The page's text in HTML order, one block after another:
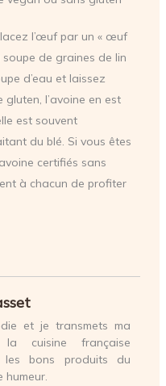
l’œuf par un « œuf
soupe de graines de lin
d’eau et laissez
gluten, l’avoine en est
est souvent
du blé. Si vous êtes
certifiés sans
à chacun de profiter
et je transmets ma
cuisine française
les bons produits du
humeur.